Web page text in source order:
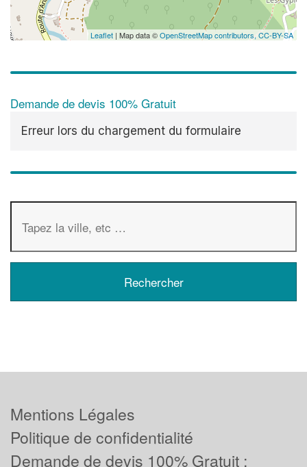
Leaflet | Map data ©OpenStreetMap contributors, CC-BY-SA
Demande de devis 100% Gratuit
Erreur lors du chargement du formulaire
Mentions Légales
Politique de confidentialité
Demande de devis 100% Gratuit :